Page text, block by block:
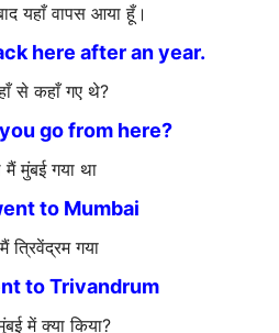
यहाँ वापस आया हूँ।
here after an year.
से कहाँ गए थे?
go from here?
मुंबई गया था
to Mumbai
त्रिवेंद्रम गया
to Trivandrum
में क्या किया?